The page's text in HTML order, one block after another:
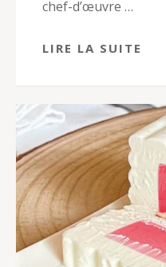
chef-d’œuvre …
LIRE LA SUITE